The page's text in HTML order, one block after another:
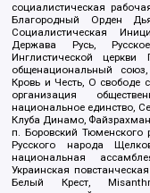
социалистическая
Благородный Орден
Социалистическая
Держава Русь,
Инглистической церкви
общенациональный
Кровь и Честь, О свободе
организация
национальное единство,
Клуба Динамо,
п. Боровский
Русского народа
национальная
Украинская
Белый Крест,